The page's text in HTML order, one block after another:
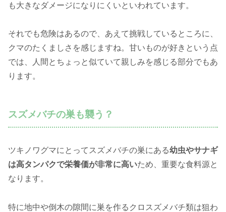
も大きなダメージになりにくいといわれています。
それでも危険はあるので、あえて挑戦しているところに、
クマのたくましさを感じますね。甘いものが好きという点
では、人間とちょっと似ていて親しみを感じる部分でもあ
ります。
スズメバチの巣も襲う？
ツキノワグマにとってスズメバチの巣にある幼虫やサナギ
は高タンパクで栄養価が非常に高いため、重要な食料源と
なります。
特に地中や倒木の隙間に巣を作るクロスズメバチ類は狙わ